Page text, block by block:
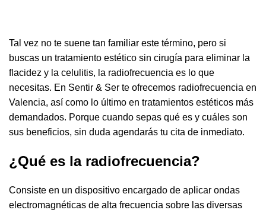
Tal vez no te suene tan familiar este término, pero si
buscas un tratamiento estético sin cirugía para eliminar la
flacidez y la celulitis, la radiofrecuencia es lo que
necesitas. En Sentir & Ser te ofrecemos radiofrecuencia en
Valencia, así como lo último en tratamientos estéticos más
demandados. Porque cuando sepas qué es y cuáles son
sus beneficios, sin duda agendarás tu cita de inmediato.
¿Qué es la radiofrecuencia?
Consiste en un dispositivo encargado de aplicar ondas
electromagnéticas de alta frecuencia sobre las diversas